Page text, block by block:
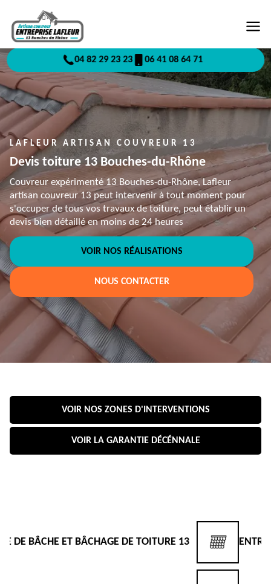
04 82 29 23 23 06 41 08 64 71
LAFLEUR ARTISAN COUVREUR 13
Devis toiture 13 Bouches-du-Rhône
Couvreur expérimenté 13 Bouches-du-Rhône, Lafleur
artisan couvreur 13 peut intervenir à tout moment pour
s'occuper de tous vos travaux de toiture, peut établir un
devis bien détaillé en moins de 24 heures
VOIR NOS RÉALISATIONS
NOUS CONTACTER
VOIR NOS ZONES D'INTERVENTIONS
VOIR LA GARANTIE DÉCÉNNALE
ENTREPRISE DE TOITURE 13